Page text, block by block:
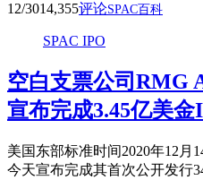
12/3014,355评论SPAC百科
SPAC IPO
空白支票公司RMG
宣布完成3.45亿美金
美国东部标准时间2020年12月
今天宣布完成其首次公开发行